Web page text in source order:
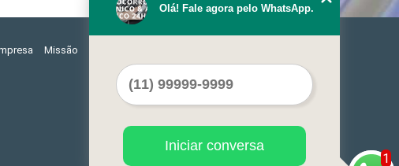
Missão
1
Olá! Fale agora pelo WhatsApp.
Iniciar conversa